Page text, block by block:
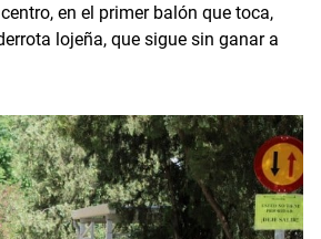
en el primer balón que toca,
lojeña, que sigue sin ganar a